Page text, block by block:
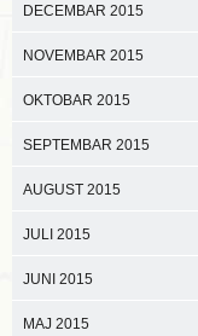
DECEMBAR 2015
NOVEMBAR 2015
OKTOBAR 2015
SEPTEMBAR 2015
AUGUST 2015
JULI 2015
JUNI 2015
MAJ 2015